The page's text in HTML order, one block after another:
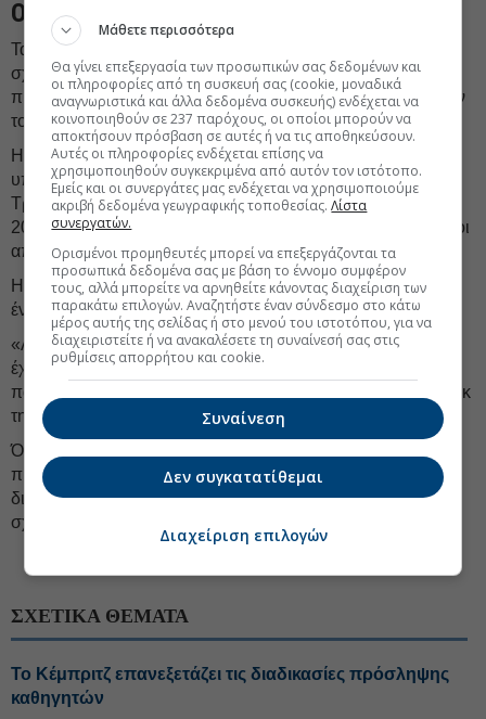
Οι κινήσεις στα ομόλογα
Τα βρετανικά κρατικά ομόλογα και η στερλίνα παρέμειναν
σχετικά σταθερά σήμερα μετά τις έντονες πιέσεις των
προηγούμενων ημερών, καθώς οι επενδυτές αξιολογούσαν
το ενδεχόμενο αλλαγής ηγεσίας στην κυβέρνηση.
Η απόδοση του 10ετούς βρετανικού κρατικού ομολόγου
υποχωρεί κατά 0,03 ποσοστιαίες μονάδες, στο 5,07%. Την
Τρίτη είχε σκαρφαλώσει στο υψηλότερο επίπεδο από το
2008, στο 5,13%. Οι τιμές των ομολόγων αυξάνονται όταν οι
αποδόσεις υποχωρούν.
Η λίρα Αγγλίας εμφανίζεται σήμερα ελαφρώς ενισχυμένη
έναντι του ευρώ, στο €1,154.
«Αν και οι πιθανότητες αλλαγής ηγεσίας μέσα στη χρονιά
έχουν αυξηθεί, η ακριβής πορεία και το τελικό αποτέλεσμα
παραμένουν δύσκολο να εκτιμηθούν», δήλωσε ο Άλαν Μονκ
της JPMorgan Chase.
Όπως πρόσθεσε, η αγορά των βρετανικών ομολόγων
προσπαθεί να διαχειριστεί «το εξαιρετικά μεγάλο χρονικό
διάστημα που ίσως χρειαστεί μέχρι να υπάρξει σαφήνεια
σχετικά με τις δημοσιονομικές προοπτικές».
ΣΧΕΤΙΚΑ ΘΕΜΑΤΑ
Το Κέμπριτζ επανεξετάζει τις διαδικασίες πρόσληψης
καθηγητών
Μάθετε περισσότερα
Θα γίνει επεξεργασία των προσωπικών σας δεδομένων και
οι πληροφορίες από τη συσκευή σας (cookie, μοναδικά
αναγνωριστικά και άλλα δεδομένα συσκευής) ενδέχεται να
κοινοποιηθούν σε 237 παρόχους, οι οποίοι μπορούν να
αποκτήσουν πρόσβαση σε αυτές ή να τις αποθηκεύσουν.
Αυτές οι πληροφορίες ενδέχεται επίσης να
χρησιμοποιηθούν συγκεκριμένα από αυτόν τον ιστότοπο.
Εμείς και οι συνεργάτες μας ενδέχεται να χρησιμοποιούμε
ακριβή δεδομένα γεωγραφικής τοποθεσίας.Λίστα
συνεργατών.
Ορισμένοι προμηθευτές μπορεί να επεξεργάζονται τα
προσωπικά δεδομένα σας με βάση το έννομο συμφέρον
τους, αλλά μπορείτε να αρνηθείτε κάνοντας διαχείριση των
παρακάτω επιλογών. Αναζητήστε έναν σύνδεσμο στο κάτω
μέρος αυτής της σελίδας ή στο μενού του ιστοτόπου, για να
διαχειριστείτε ή να ανακαλέσετε τη συναίνεσή σας στις
ρυθμίσεις απορρήτου και cookie.
Συναίνεση
Δεν συγκατατίθεμαι
Διαχείριση επιλογών